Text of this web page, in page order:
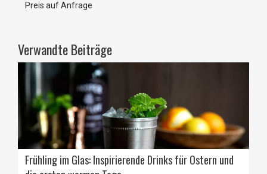
Preis auf Anfrage
Verwandte Beiträge
Frühling im Glas: Inspirierende Drinks für Ostern und